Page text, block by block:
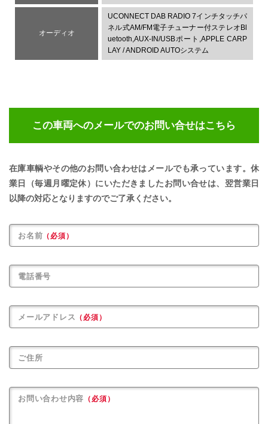
オーディオ
UCONNECT DAB RADIO 7インチタッチパ
ネル式AM/FM電子チューナー付ステレオBl
uetooth,AUX-IN/USBポート,APPLE CARP
LAY / ANDROID AUTOシステム
この車両へのメールでのお問い合せはこちら
在庫車輌やその他のお問い合わせはメールでも承っています。 休
業日（毎週月曜定休）にいただきましたお問い合せは、 翌営業日
以降の対応となりますのでご了承ください。
お名前 （必須）
電話番号
メールアドレス （必須）
ご住所
お問い合わせ内容 （必須）